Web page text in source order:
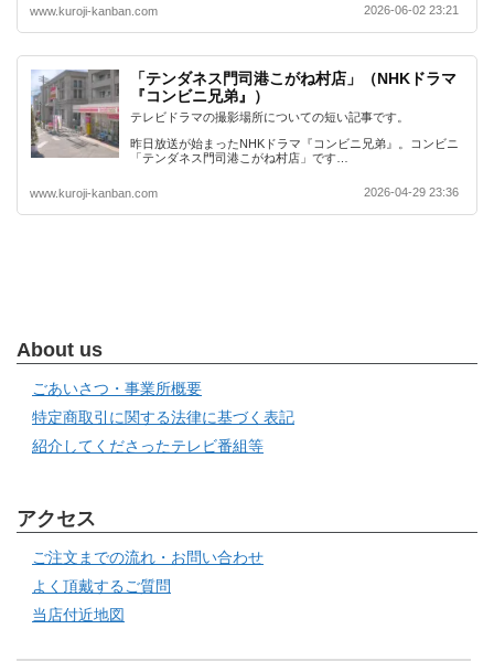
www.kuroji-kanban.com 2026-06-02 23:21
「テンダネス門司港こがね村店」（NHKドラマ
『コンビニ兄弟』）
テレビドラマの撮影場所についての短い記事です。
昨日放送が始まったNHKドラマ『コンビニ兄弟』。コンビニ
「テンダネス門司港こがね村店」です…
www.kuroji-kanban.com 2026-04-29 23:36
About us
ごあいさつ・事業所概要
特定商取引に関する法律に基づく表記
紹介してくださったテレビ番組等
アクセス
ご注文までの流れ・お問い合わせ
よく頂戴するご質問
当店付近地図